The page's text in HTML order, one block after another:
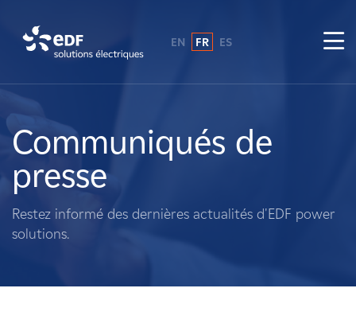
A propos de nous
Ce que nous faisons
Propriétaires fonciers
EN FR ES
Communiqués de
presse
Restez informé des dernières actualités d'EDF power
solutions.